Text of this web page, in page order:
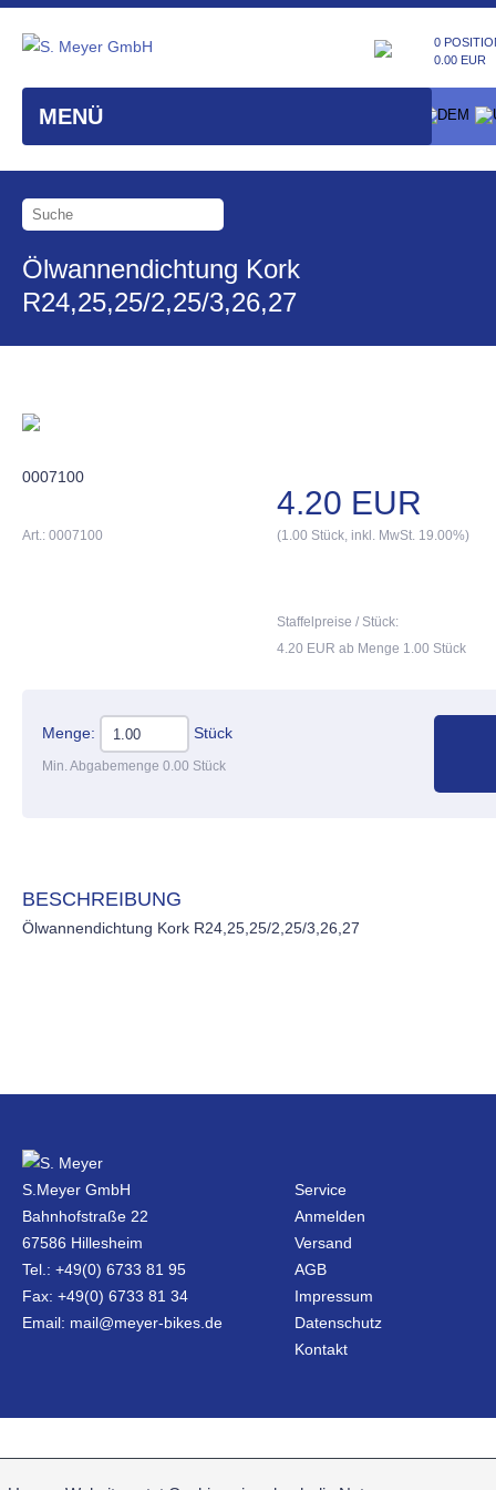
MENÜ
0
0.00 EUR
Ölwannendichtung Kork
R24,25,25/2,25/3,26,27
0007100
4.20 EUR
Art.: 0007100 (1.00 Stück, inkl. MwSt. 19.00%)
Staffelpreise / Stück:
4.20 EUR ab Menge 1.00 Stück
Menge: Stück
Min. Abgabemenge 0.00 Stück
BESCHREIBUNG
Ölwannendichtung Kork R24,25,25/2,25/3,26,27
S.Meyer GmbH
Bahnhofstraße 22
67586 Hillesheim
Tel.: +49(0) 6733 81 95
Fax: +49(0) 6733 81 34
Email: mail@meyer-bikes.de
Service
Anmelden
Versand
AGB
Impressum
Datenschutz
Kontakt